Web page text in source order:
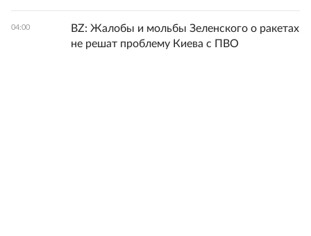
04:00
BZ: Жалобы и мольбы Зеленского о ракетах
не решат проблему Киева с ПВО